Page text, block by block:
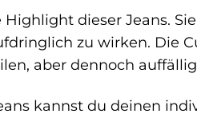
dieser Jeans.
zu wirken. Die
aber dennoch
kannst du deinen